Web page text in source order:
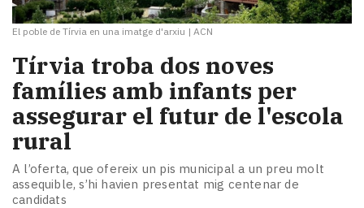
El poble de Tírvia en una imatge d'arxiu | ACN
Tírvia troba dos noves
famílies amb infants per
assegurar el futur de l'escola
rural
A l’oferta, que ofereix un pis municipal a un preu molt
assequible, s’hi havien presentat mig centenar de
candidats